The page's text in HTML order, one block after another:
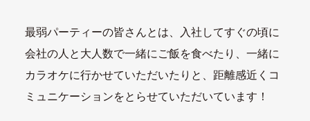
最弱パーティーの皆さんとは、入社してすぐの頃に
会社の人と大人数で一緒にご飯を食べたり、一緒に
カラオケに行かせていただいたりと、距離感近くコ
ミュニケーションをとらせていただいています！